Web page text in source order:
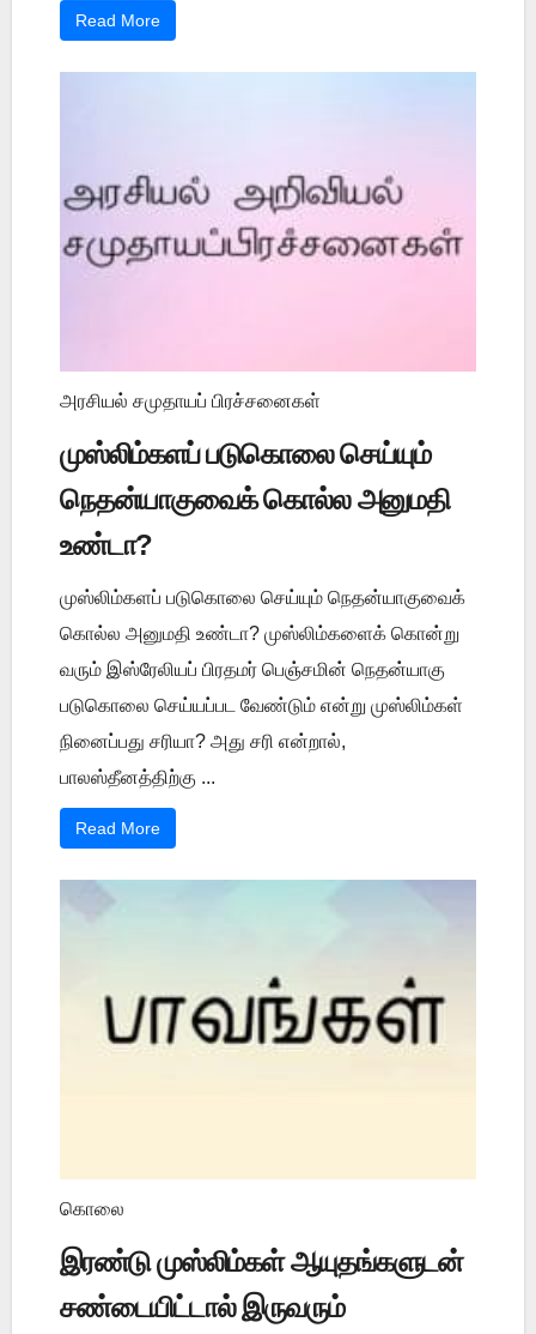
Read More
அரசியல் சமுதாயப் பிரச்சனைகள்
முஸ்லிம்களப் படுகொலை செய்யும்
நெதன்யாகுவைக் கொல்ல அனுமதி
உண்டா?
முஸ்லிம்களப் படுகொலை செய்யும் நெதன்யாகுவைக்
கொல்ல அனுமதி உண்டா? முஸ்லிம்களைக் கொன்று
வரும் இஸ்ரேலியப் பிரதமர் பெஞ்சமின் நெதன்யாகு
படுகொலை செய்யப்பட வேண்டும் என்று முஸ்லிம்கள்
நினைப்பது சரியா? அது சரி என்றால்,
பாலஸ்தீனத்திற்கு ...
Read More
கொலை
இரண்டு முஸ்லிம்கள் ஆயுதங்களுடன்
சண்டையிட்டால் இருவரும்